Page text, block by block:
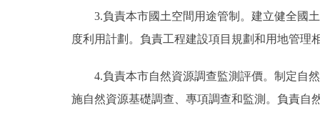
3.負責本市國土空間用途管制。建立健全國土
度利用計劃。負責工程建設項目規劃和用地管理
4.負責本市自然資源調查監測評價。制定自然
施自然資源基礎調查、專項調查和監測。負責自